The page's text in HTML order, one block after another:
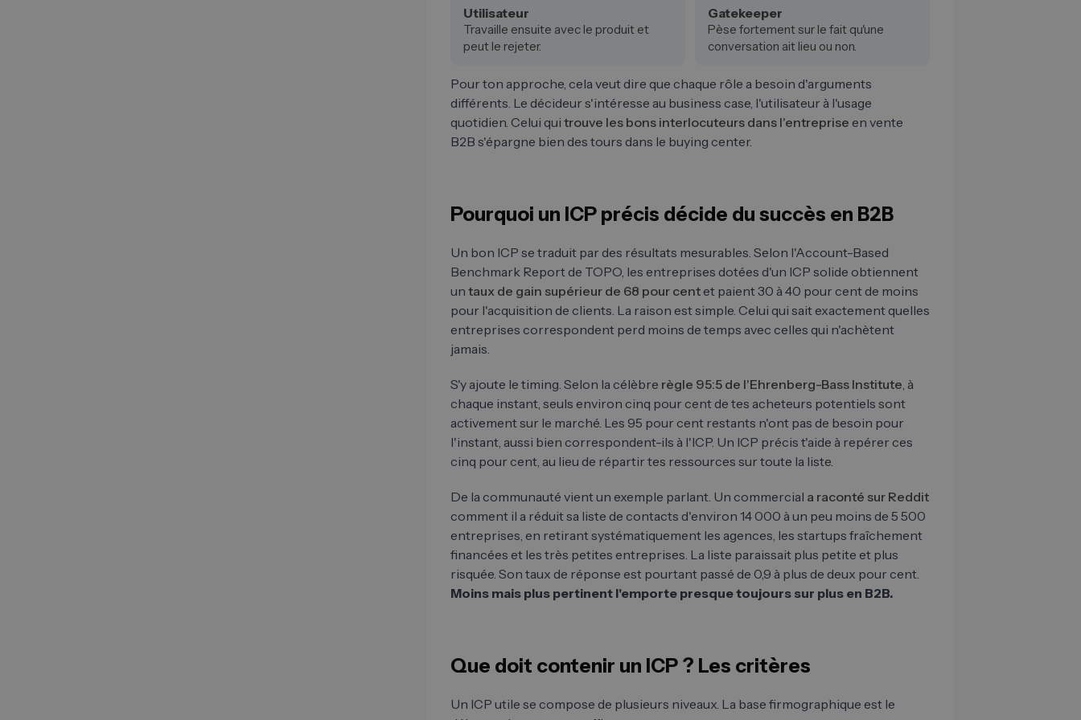
Utilisateur
Travaille ensuite avec le produit et
peut le rejeter.
Gatekeeper
Pèse fortement sur le fait qu'une
conversation ait lieu ou non.
Pour ton approche, cela veut dire que chaque rôle a besoin d'arguments
différents. Le décideur s'intéresse au business case, l'utilisateur à l'usage
quotidien. Celui qui trouve les bons interlocuteurs dans l'entreprise en vente
B2B s'épargne bien des tours dans le buying center.
Pourquoi un ICP précis décide du succès en B2B
Un bon ICP se traduit par des résultats mesurables. Selon l'Account-Based
Benchmark Report de TOPO, les entreprises dotées d'un ICP solide obtiennent
un taux de gain supérieur de 68 pour cent et paient 30 à 40 pour cent de moins
pour l'acquisition de clients. La raison est simple. Celui qui sait exactement quelles
entreprises correspondent perd moins de temps avec celles qui n'achètent
jamais.
S'y ajoute le timing. Selon la célèbre règle 95:5 de l'Ehrenberg-Bass Institute, à
chaque instant, seuls environ cinq pour cent de tes acheteurs potentiels sont
activement sur le marché. Les 95 pour cent restants n'ont pas de besoin pour
l'instant, aussi bien correspondent-ils à l'ICP. Un ICP précis t'aide à repérer ces
cinq pour cent, au lieu de répartir tes ressources sur toute la liste.
De la communauté vient un exemple parlant. Un commercial a raconté sur Reddit
comment il a réduit sa liste de contacts d'environ 14 000 à un peu moins de 5 500
entreprises, en retirant systématiquement les agences, les startups fraîchement
financées et les très petites entreprises. La liste paraissait plus petite et plus
risquée. Son taux de réponse est pourtant passé de 0,9 à plus de deux pour cent.
Moins mais plus pertinent l'emporte presque toujours sur plus en B2B.
Que doit contenir un ICP ? Les critères
Un ICP utile se compose de plusieurs niveaux. La base firmographique est le